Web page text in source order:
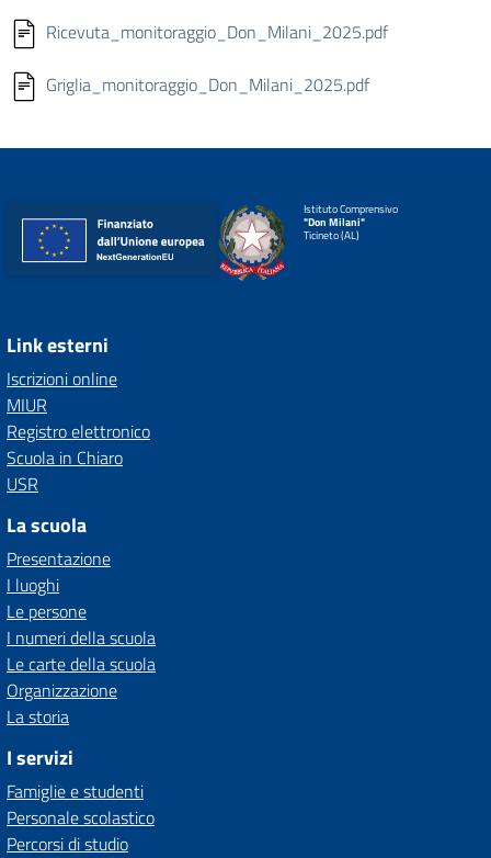
Ricevuta_monitoraggio_Don_Milani_2025.pdf
Griglia_monitoraggio_Don_Milani_2025.pdf
Istituto Comprensivo
"Don Milani"
Ticineto (AL)
Link esterni
Iscrizioni online
MIUR
Registro elettronico
Scuola in Chiaro
USR
La scuola
Presentazione
I luoghi
Le persone
I numeri della scuola
Le carte della scuola
Organizzazione
La storia
I servizi
Famiglie e studenti
Personale scolastico
Percorsi di studio